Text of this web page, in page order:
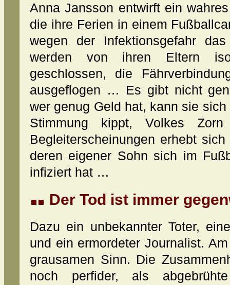
Anna Jansson entwirft ein
die ihre Ferien in einem
wegen der Infektionsgefahr
werden von ihren Eltern
geschlossen, die
ausgeflogen … Es gibt nicht
wer genug Geld hat, kann sie
Stimmung kippt, Volkes
Begleiterscheinungen erhebt
deren eigener Sohn sich im
infiziert hat …
Der Tod ist immer
Dazu ein unbekannter Toter,
und ein ermordeter Journalist.
grausamen Sinn. Die
noch perfider, als